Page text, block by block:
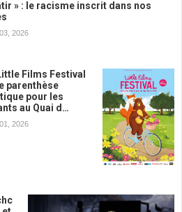
» : le racisme inscrit dans nos
2026
Films Festival
parenthèse
pour les
au Quai d…
2026